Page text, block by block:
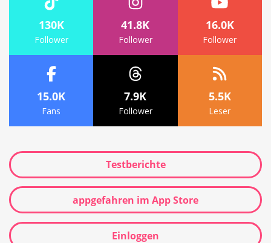
130K
Follower
41.8K
Follower
16.0K
Follower
15.0K
Fans
7.9K
Follower
5.5K
Leser
Testberichte
appgefahren im App Store
Einloggen